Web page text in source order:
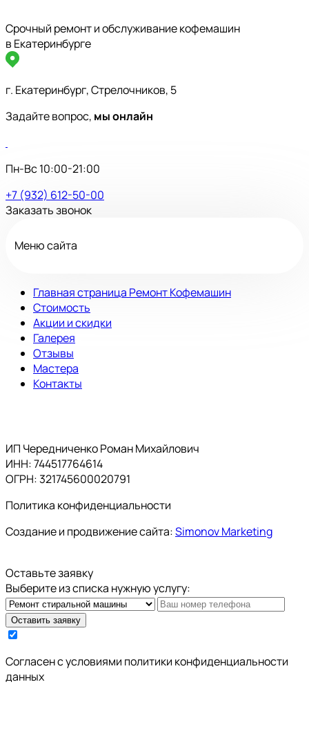
Срочный ремонт и обслуживание кофемашин
в Екатеринбурге
г. Екатеринбург, Стрелочников, 5
Задайте вопрос, мы онлайн
Пн-Вс 10:00-21:00
+7 (932) 612-50-00
Заказать звонок
Меню сайта
Главная страница Ремонт Кофемашин
Стоимость
Акции и скидки
Галерея
Отзывы
Мастера
Контакты
ИП Чередниченко Роман Михайлович
ИНН: 744517764614
ОГРН: 321745600020791
Политика конфиденциальности
Создание и продвижение сайта:Simonov Marketing
Оставьте заявку
Выберите из списка нужную услугу:
Оставить заявку
Cогласен с условиями политики конфиденциальности
данных